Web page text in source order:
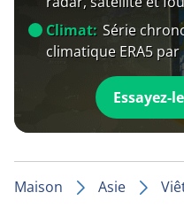
Climat: Série
climatique ERA5
Essayez-
Maison Asie